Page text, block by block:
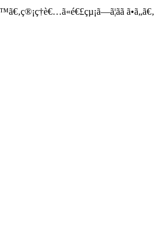
ã•ã„ã€‚